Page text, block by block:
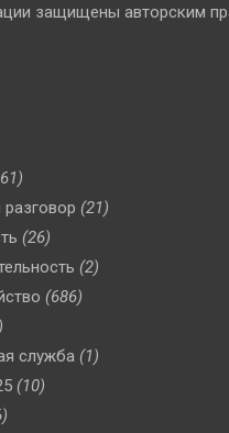
защищены авторским
(21)
(26)
(2)
(686)
служба (1)
(10)